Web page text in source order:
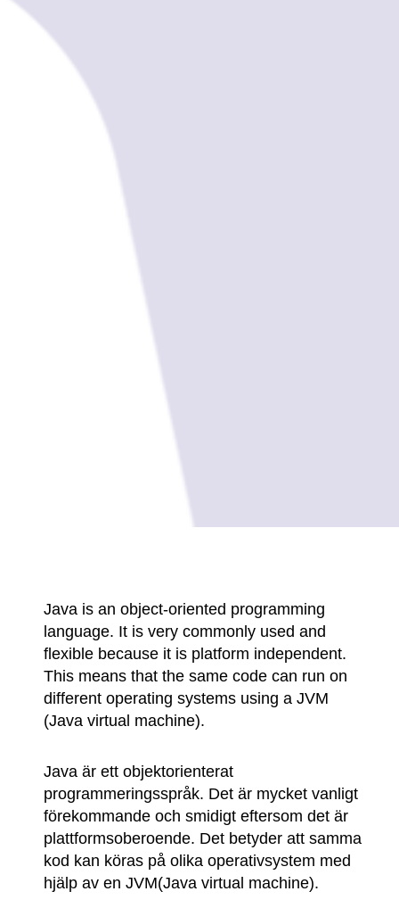
Java is an object-oriented programming
language. It is very commonly used and
flexible because it is platform independent.
This means that the same code can run on
different operating systems using a JVM
(Java virtual machine).
Java är ett objektorienterat
programmeringsspråk. Det är mycket vanligt
förekommande och smidigt eftersom det är
plattformsoberoende. Det betyder att samma
kod kan köras på olika operativsystem med
hjälp av en JVM(Java virtual machine).